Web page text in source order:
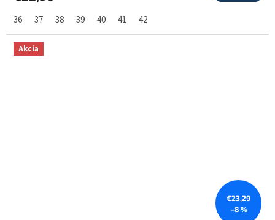
36 37 38 39 40 41 42
Akcia
€23,29
–8 %